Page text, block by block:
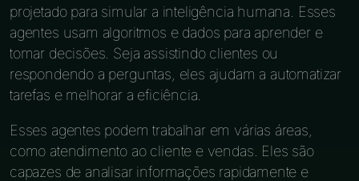
projetado para simular a inteligência humana. Esses
agentes usam algoritmos e dados para aprender e
tomar decisões. Seja assistindo clientes ou
respondendo a perguntas, eles ajudam a automatizar
tarefas e melhorar a eficiência.
Esses agentes podem trabalhar em várias áreas,
como atendimento ao cliente e vendas. Eles são
capazes de analisar informações rapidamente e